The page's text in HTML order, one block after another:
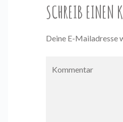
SCHREIB EINEN
Deine E-Mailadresse